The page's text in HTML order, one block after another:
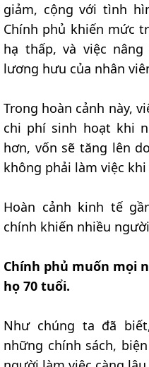
giảm, cộng với tình
Chính phủ khiến mức
hạ thấp, và việc
lương hưu của nhân
Trong hoàn cảnh này,
chi phí sinh hoạt khi
hơn, vốn sẽ tăng lên
không phải làm việc khi
Hoàn cảnh kinh tế
chính khiến nhiều
Chính phủ muốn mọi
họ 70 tuổi.
Như chúng ta đã
những chính sách,